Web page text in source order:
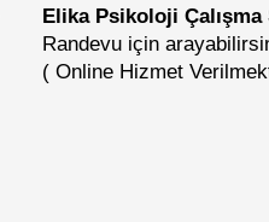
Elika Psikoloji Çalışma
Randevu için
( Online Hizmet